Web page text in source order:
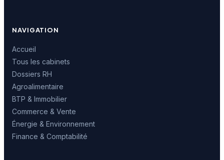
NAVIGATION
Accueil
Tous les cabinets
Dossiers RH
Agroalimentaire
BTP & Immobilier
Commerce & Vente
Énergie & Environnement
Finance & Comptabilité